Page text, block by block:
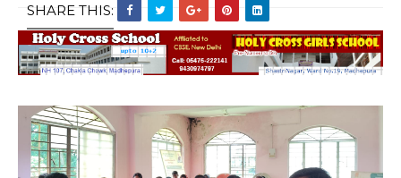
SHARE THIS: